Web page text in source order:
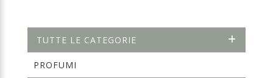
TUTTE LE CATEGORIE
PROFUMI